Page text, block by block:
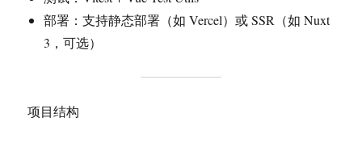
部署：支持静态部署（如 Vercel）或 SSR（如 Nuxt
3，可选）
项目结构